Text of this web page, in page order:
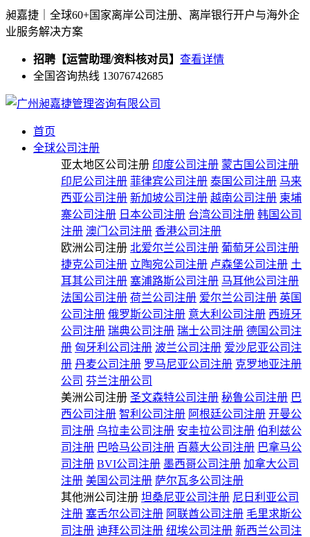
昶嘉捷｜全球60+国家离岸公司注册、离岸银行开户与海外企
业服务解决方案
招聘【运营助理/资料核对员】 查看详情
全国咨询热线 13076742685
首页
全球公司注册
亚太地区公司注册 印度公司注册 蒙古国公司注册
印尼公司注册 菲律宾公司注册 泰国公司注册 马来
西亚公司注册 新加坡公司注册 越南公司注册 柬埔
寨公司注册 日本公司注册 台湾公司注册 韩国公司
注册 澳门公司注册 香港公司注册
欧洲公司注册 北爱尔兰公司注册 葡萄牙公司注册
捷克公司注册 立陶宛公司注册 卢森堡公司注册 土
耳其公司注册 塞浦路斯公司注册 马耳他公司注册
法国公司注册 荷兰公司注册 爱尔兰公司注册 英国
公司注册 俄罗斯公司注册 意大利公司注册 西班牙
公司注册 瑞典公司注册 瑞士公司注册 德国公司注
册 匈牙利公司注册 波兰公司注册 爱沙尼亚公司注
册 丹麦公司注册 罗马尼亚公司注册 克罗地亚注册
公司 芬兰注册公司
美洲公司注册 圣文森特公司注册 秘鲁公司注册 巴
西公司注册 智利公司注册 阿根廷公司注册 开曼公
司注册 乌拉圭公司注册 安圭拉公司注册 伯利兹公
司注册 巴哈马公司注册 百慕大公司注册 巴拿马公
司注册 BVI公司注册 墨西哥公司注册 加拿大公司
注册 美国公司注册 萨尔瓦多公司注册
其他洲公司注册 坦桑尼亚公司注册 尼日利亚公司
注册 塞舌尔公司注册 阿联酋公司注册 毛里求斯公
司注册 迪拜公司注册 纽埃公司注册 新西兰公司注